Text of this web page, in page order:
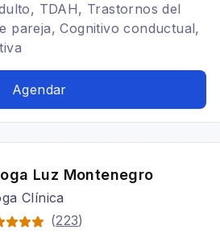
TDAH, Trastornos del
pareja, Cognitivo conductual,
Agendar
Luz Montenegro
Clínica
(223)